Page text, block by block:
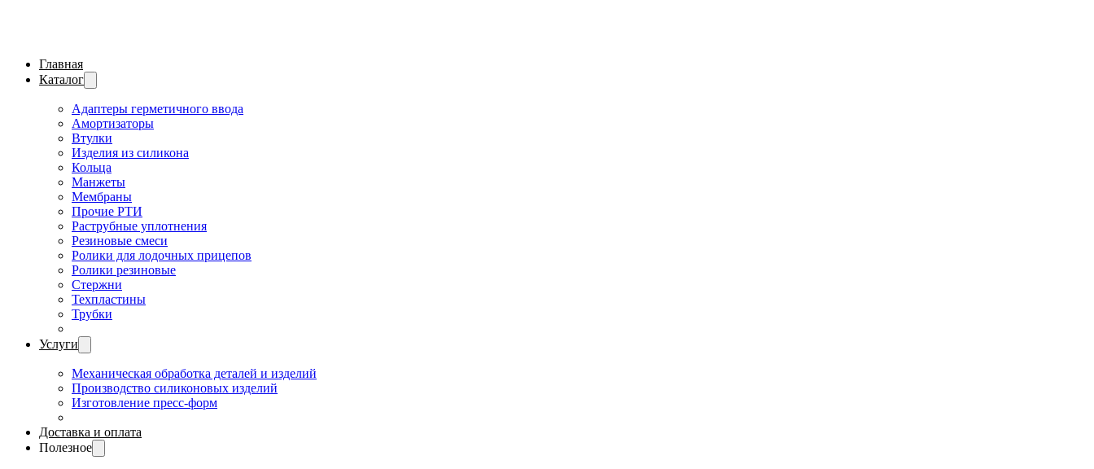
Главная
Каталог
Адаптеры герметичного ввода
Амортизаторы
Втулки
Изделия из силикона
Кольца
Манжеты
Мембраны
Прочие РТИ
Раструбные уплотнения
Резиновые смеси
Ролики для лодочных прицепов
Ролики резиновые
Стержни
Техпластины
Трубки
Услуги
Механическая обработка деталей и изделий
Производство силиконовых изделий
Изготовление пресс-форм
Доставка и оплата
Полезное